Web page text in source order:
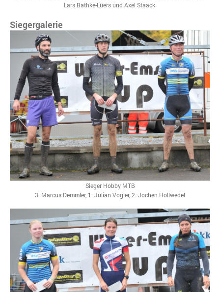
Lars Bathke-Lüers und Axel Staack.
Siegergalerie
Sieger Hobby MTB
3. Marcus Demmler, 1. Julian Vogler, 2. Jochen Hollwedel